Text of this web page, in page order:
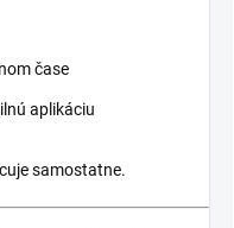
čase
aplikáciu
samostatne.